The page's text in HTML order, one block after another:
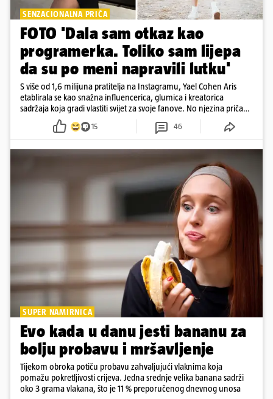
SENZACIONALNA PRIČA
FOTO 'Dala sam otkaz kao
programerka. Toliko sam lijepa
da su po meni napravili lutku'
S više od 1,6 milijuna pratitelja na Instagramu, Yael Cohen Aris
etablirala se kao snažna influencerica, glumica i kreatorica
sadržaja koja gradi vlastiti svijet za svoje fanove. No njezina priča
pokazuje da online slava dolazi i s neočekivanim izazovima
15 46
SUPER NAMIRNICA
Evo kada u danu jesti bananu za
bolju probavu i mršavljenje
Tijekom obroka potiču probavu zahvaljujući vlaknima koja
pomažu pokretljivosti crijeva. Jedna srednje velika banana sadrži
oko 3 grama vlakana, što je 11 % preporučenog dnevnog unosa